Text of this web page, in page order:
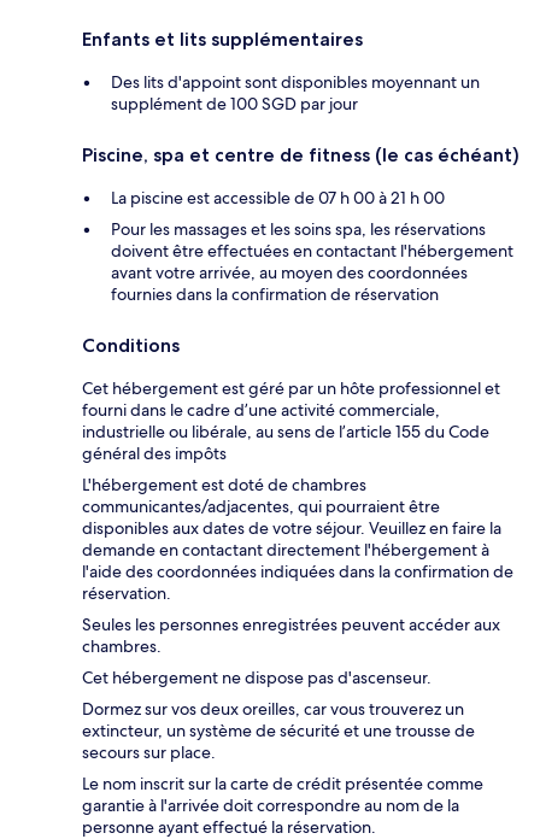
Enfants et lits supplémentaires
Des lits d'appoint sont disponibles moyennant un
supplément de 100 SGD par jour
Piscine, spa et centre de fitness (le cas échéant)
La piscine est accessible de 07 h 00 à 21 h 00
Pour les massages et les soins spa, les réservations
doivent être effectuées en contactant l'hébergement
avant votre arrivée, au moyen des coordonnées
fournies dans la confirmation de réservation
Conditions
Cet hébergement est géré par un hôte professionnel et
fourni dans le cadre d’une activité commerciale,
industrielle ou libérale, au sens de l’article 155 du Code
général des impôts
L'hébergement est doté de chambres
communicantes/adjacentes, qui pourraient être
disponibles aux dates de votre séjour. Veuillez en faire la
demande en contactant directement l'hébergement à
l'aide des coordonnées indiquées dans la confirmation de
réservation.
Seules les personnes enregistrées peuvent accéder aux
chambres.
Cet hébergement ne dispose pas d'ascenseur.
Dormez sur vos deux oreilles, car vous trouverez un
extincteur, un système de sécurité et une trousse de
secours sur place.
Le nom inscrit sur la carte de crédit présentée comme
garantie à l'arrivée doit correspondre au nom de la
personne ayant effectué la réservation.